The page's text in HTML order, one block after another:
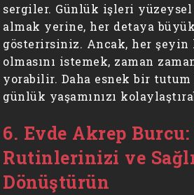
sergiler. Günlük işleri
almak yerine, her detaya
gösterirsiniz. Ancak, her şeyin
olmasını istemek, zaman
yorabilir. Daha esnek bir tutum
günlük yaşamınızı
6. Evde Akrep
Rutinlerinizi ve
Dönüştürün